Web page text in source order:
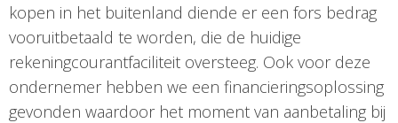
kopen in het buitenland diende er een fors bedrag
vooruitbetaald te worden, die de huidige
rekeningcourantfaciliteit oversteeg. Ook voor deze
ondernemer hebben we een financieringsoplossing
gevonden waardoor het moment van aanbetaling bij